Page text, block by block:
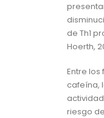
de Th1
Hoerth,
Entre
cafeína,
riesgo